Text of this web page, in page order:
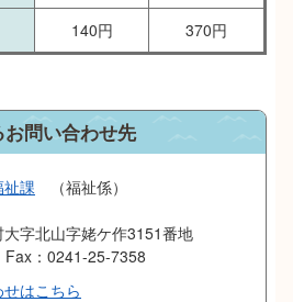
140円 370円
問い合わせ先
課
福祉係
字北山字姥ケ作3151番地
Fax：0241-25-7358
はこちら